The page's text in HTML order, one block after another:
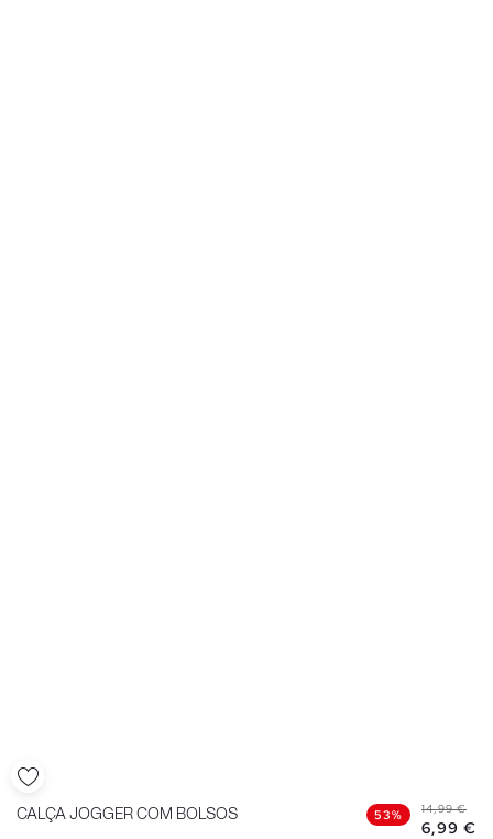
CALÇA JOGGER COM BOLSOS 53% 14,99 €
6,99 €